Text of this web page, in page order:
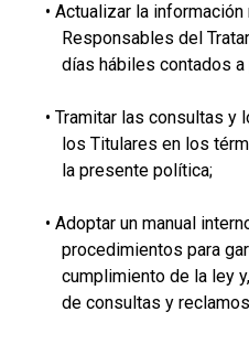
• Actualizar la
Responsables del
días hábiles contados
• Tramitar las consultas
los Titulares en los
la presente política;
• Adoptar un manual
procedimientos para
cumplimiento de la ley
de consultas y